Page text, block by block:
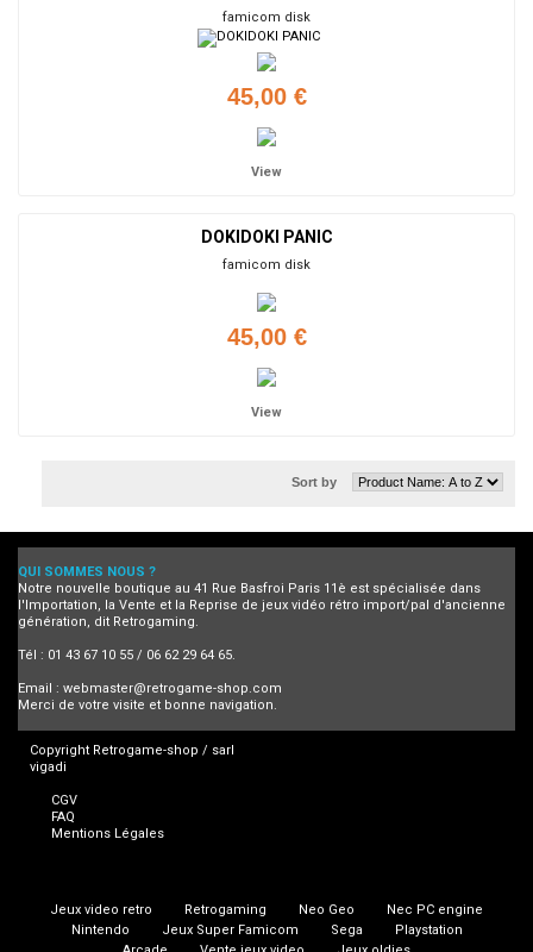
famicom disk
45,00 €
View
DOKIDOKI PANIC
famicom disk
45,00 €
View
Sort by
QUI SOMMES NOUS ?
Notre nouvelle boutique au 41 Rue Basfroi Paris 11è est spécialisée dans
l'Importation, la Vente et la Reprise de jeux vidéo rétro import/pal d'ancienne
génération, dit Retrogaming.
Tél : 01 43 67 10 55 / 06 62 29 64 65.
Email : webmaster@retrogame-shop.com
Merci de votre visite et bonne navigation.
Copyright Retrogame-shop / sarl
vigadi
CGV
FAQ
Mentions Légales
Jeux video retro Retrogaming Neo Geo
Nec PC engine
Nintendo
Jeux Super Famicom Sega
Playstation